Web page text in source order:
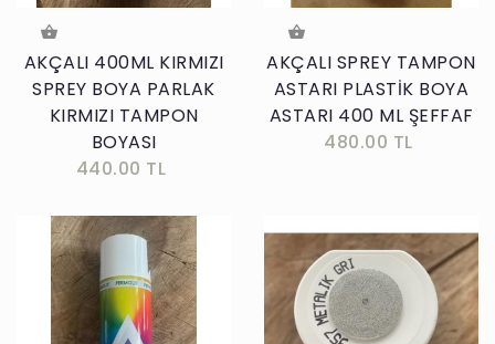
AKÇALI 400ML KIRMIZI
SPREY BOYA PARLAK
KIRMIZI TAMPON
BOYASI
440.00 TL
AKÇALI SPREY TAMPON
ASTARI PLASTİK BOYA
ASTARI 400 ML ŞEFFAF
480.00 TL